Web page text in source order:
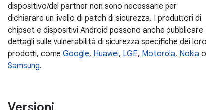
dispositivo/del partner non sono necessarie per
dichiarare un livello di patch di sicurezza. I produttori di
chipset e dispositivi Android possono anche pubblicare
dettagli sulle vulnerabilità di sicurezza specifiche dei loro
prodotti, come Google, Huawei, LGE, Motorola, Nokia o
Samsung.
Versioni